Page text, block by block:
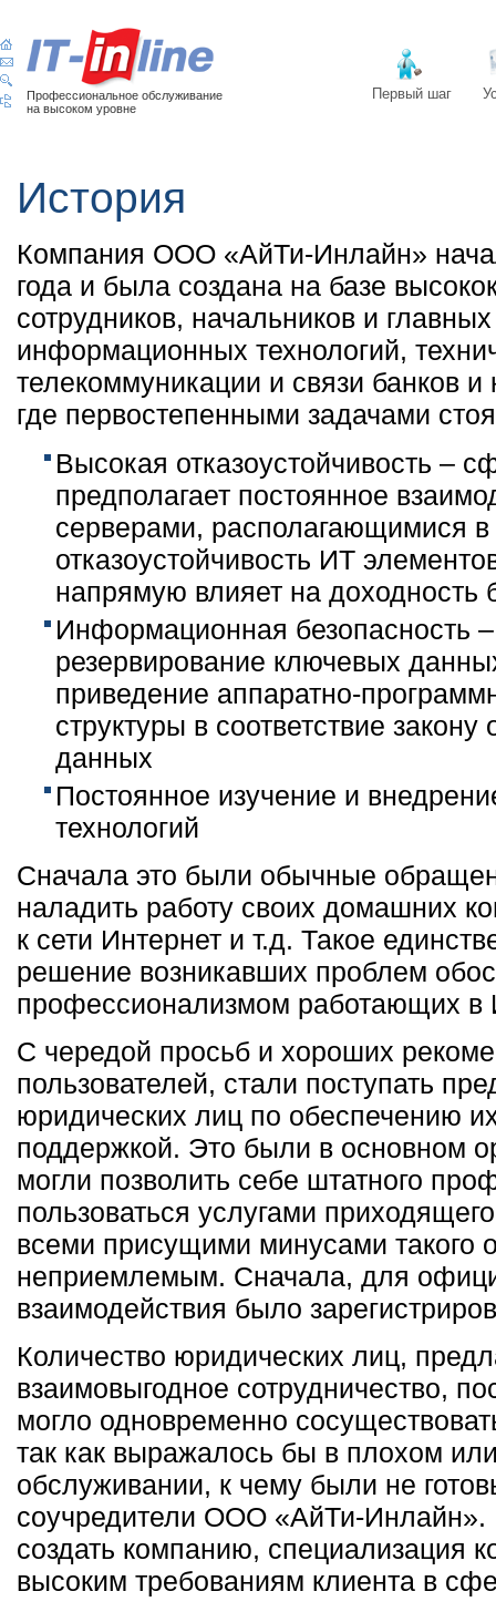
Профессиональное обслуживание
на высоком уровне
Первый шаг
История
Компания ООО «АйТи-Инлайн»
года и была создана на базе
сотрудников, начальников и
информационных технологий,
телекоммуникации и связи банков
где первостепенными задачами
Высокая отказоустойчивость –
предполагает постоянное
серверами, располагающимися в
отказоустойчивость ИТ
напрямую влияет на доходность
Информационная безопасность
резервирование ключевых
приведение аппаратно-
структуры в соответствие
данных
Постоянное изучение и
технологий
Сначала это были обычные
наладить работу своих домашних
к сети Интернет и т.д. Такое
решение возникавших проблем
профессионализмом работающих в
С чередой просьб и хороших
пользователей, стали поступать
юридических лиц по обеспечению
поддержкой. Это были в основном
могли позволить себе штатного
пользоваться услугами
всеми присущими минусами такого
неприемлемым. Сначала, для
взаимодействия было
Количество юридических лиц,
взаимовыгодное сотрудничество,
могло одновременно
так как выражалось бы в плохом
обслуживании, к чему были не
соучредители ООО «АйТи-
создать компанию, специализация
высоким требованиям клиента в